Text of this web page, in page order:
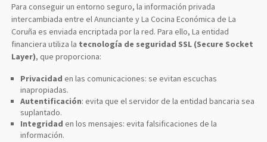
Para conseguir un entorno seguro, la información privada
intercambiada entre el Anunciante y La Cocina Económica de La
Coruña es enviada encriptada por la red. Para ello, La entidad
financiera utiliza la tecnología de seguridad SSL (Secure Socket
Layer), que proporciona:
Privacidad en las comunicaciones: se evitan escuchas
inapropiadas.
Autentificación: evita que el servidor de la entidad bancaria sea
suplantado.
Integridad en los mensajes: evita falsificaciones de la
información.